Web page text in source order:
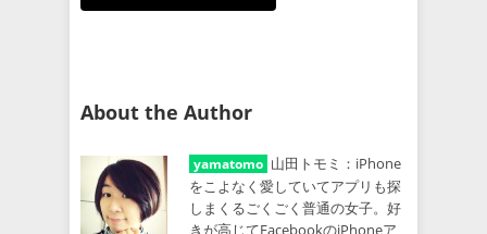
About the Author
yamatomo 山田トモミ：iPhone
をこよなく愛していてアプリも探
しまくるごくごく普通の女子。好
きが高じてFacebookのiPhoneア